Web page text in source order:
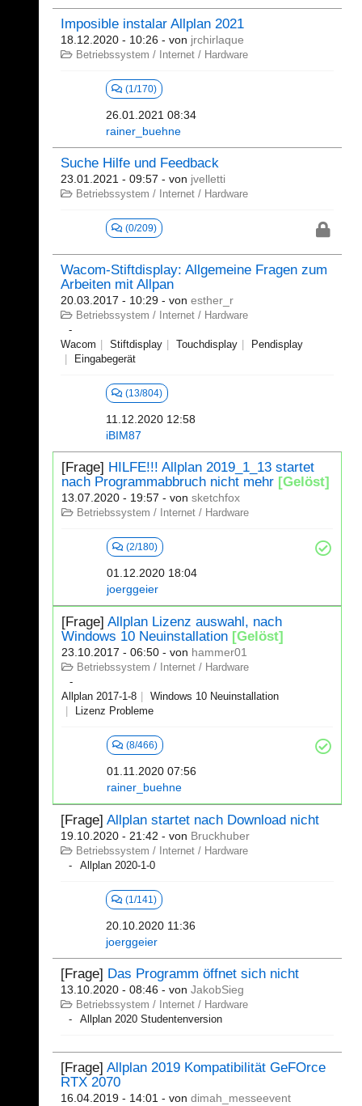
Imposible instalar Allplan 2021
18.12.2020 - 10:26 - von jrchirlaque
Betriebssystem / Internet / Hardware
(1/170)
26.01.2021 08:34
rainer_buehne
Suche Hilfe und Feedback
23.01.2021 - 09:57 - von jvelletti
Betriebssystem / Internet / Hardware
(0/209)
Wacom-Stiftdisplay: Allgemeine Fragen zum
Arbeiten mit Allpan
20.03.2017 - 10:29 - von esther_r
Betriebssystem / Internet / Hardware
Wacom Stiftdisplay Touchdisplay
Pendisplay
Eingabegerät
(13/804)
11.12.2020 12:58
iBIM87
[Frage] HILFE!!! Allplan 2019_1_13 startet
nach Programmabbruch nicht mehr [Gelöst]
13.07.2020 - 19:57 - von sketchfox
Betriebssystem / Internet / Hardware
(2/180)
01.12.2020 18:04
joerggeier
[Frage] Allplan Lizenz auswahl, nach
Windows 10 Neuinstallation [Gelöst]
23.10.2017 - 06:50 - von hammer01
Betriebssystem / Internet / Hardware
Allplan 2017-1-8
Windows 10 Neuinstallation
Lizenz Probleme
(8/466)
01.11.2020 07:56
rainer_buehne
[Frage] Allplan startet nach Download nicht
19.10.2020 - 21:42 - von Bruckhuber
Betriebssystem / Internet / Hardware
Allplan 2020-1-0
(1/141)
20.10.2020 11:36
joerggeier
[Frage] Das Programm öffnet sich nicht
13.10.2020 - 08:46 - von JakobSieg
Betriebssystem / Internet / Hardware
Allplan 2020 Studentenversion
[Frage] Allplan 2019 Kompatibilität GeFOrce
RTX 2070
16.04.2019 - 14:01 - von dimah_messeevent